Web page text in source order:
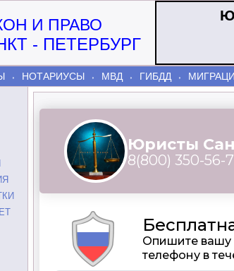
И ПРАВО
- ПЕТЕРБУРГ
⬫ НОТАРИУСЫ ⬫ МВД ⬫ ГИБДД ⬫